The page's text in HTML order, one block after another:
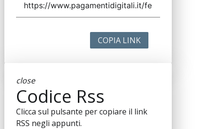
COPIA LINK
close
Codice Rss
Clicca sul pulsante per copiare il link
RSS negli appunti.